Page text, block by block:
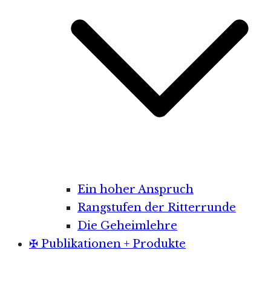
Ein hoher Anspruch
Rangstufen der Ritterrunde
Die Geheimlehre
✠ Publikationen + Produkte